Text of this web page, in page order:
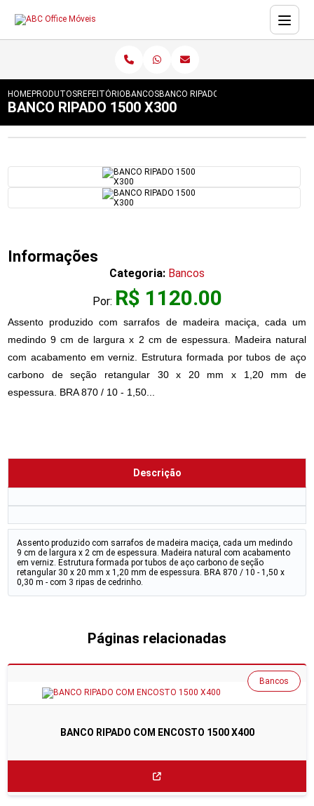
HOMEPRODUTOSREFEITÓRIO BANCOSBANCO RIPADO 1500 X300
BANCO RIPADO 1500 X300
Informações
Categoria: Bancos
Por: R$ 1120.00
Assento produzido com sarrafos de madeira maciça, cada um
medindo 9 cm de largura x 2 cm de espessura. Madeira natural
com acabamento em verniz. Estrutura formada por tubos de aço
carbono de seção retangular 30 x 20 mm x 1,20 mm de
espessura. BRA 870 / 10 - 1,50...
Descrição
Assento produzido com sarrafos de madeira maciça, cada um medindo
9 cm de largura x 2 cm de espessura. Madeira natural com acabamento
em verniz. Estrutura formada por tubos de aço carbono de seção
retangular 30 x 20 mm x 1,20 mm de espessura. BRA 870 / 10 - 1,50 x
0,30 m - com 3 ripas de cedrinho.
Páginas relacionadas
BANCO RIPADO COM ENCOSTO 1500 X400
Bancos